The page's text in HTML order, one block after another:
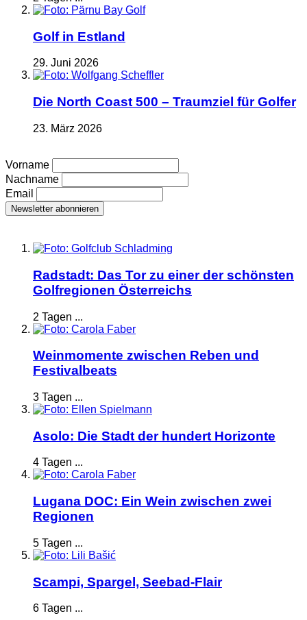
Golf in Estland
29. Juni 2026
Die North Coast 500 – Traumziel für Golfer
23. März 2026
Vorname
Nachname
Email
Radstadt: Das Tor zu einer der schönsten
Golfregionen Österreichs
2 Tagen ...
Weinmomente zwischen Reben und
Festivalbeats
3 Tagen ...
Asolo: Die Stadt der hundert Horizonte
4 Tagen ...
Lugana DOC: Ein Wein zwischen zwei
Regionen
5 Tagen ...
Scampi, Spargel, Seebad-Flair
6 Tagen ...